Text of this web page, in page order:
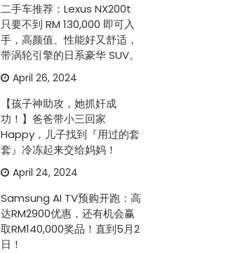
二手车推荐：Lexus NX200t
只要不到 RM 130,000 即可入
手，高颜值、性能好又舒适，
带涡轮引擎的日系豪华 SUV。
April 26, 2024
【孩子神助攻，她抓奸成
功！】爸爸带小三回家
Happy，儿子找到『用过的套
套』冷冻起来交给妈妈！
April 24, 2024
Samsung AI TV预购开跑：高
达RM2900优惠，还有机会赢
取RM140,000奖品！直到5月2
日！